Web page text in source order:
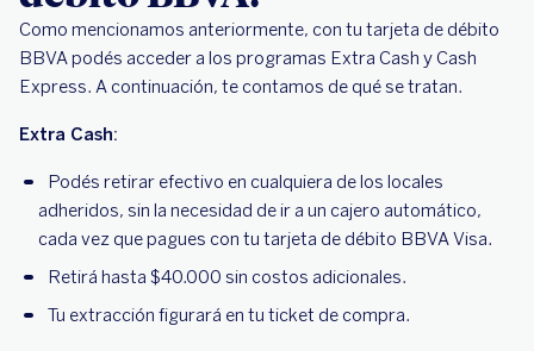
Como mencionamos anteriormente, con tu tarjeta de débito
BBVA podés acceder a los programas Extra Cash y Cash
Express. A continuación, te contamos de qué se tratan.
Extra Cash:
Podés retirar efectivo en cualquiera de los locales
adheridos, sin la necesidad de ir a un cajero automático,
cada vez que pagues con tu tarjeta de débito BBVA Visa.
Retirá hasta $40.000 sin costos adicionales.
Tu extracción figurará en tu ticket de compra.